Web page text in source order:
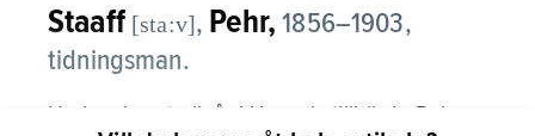
Staaff [sta:v], Pehr, 1856–1903,
tidningsman.
Under sina studieår i Uppsala tillhörde Pehr